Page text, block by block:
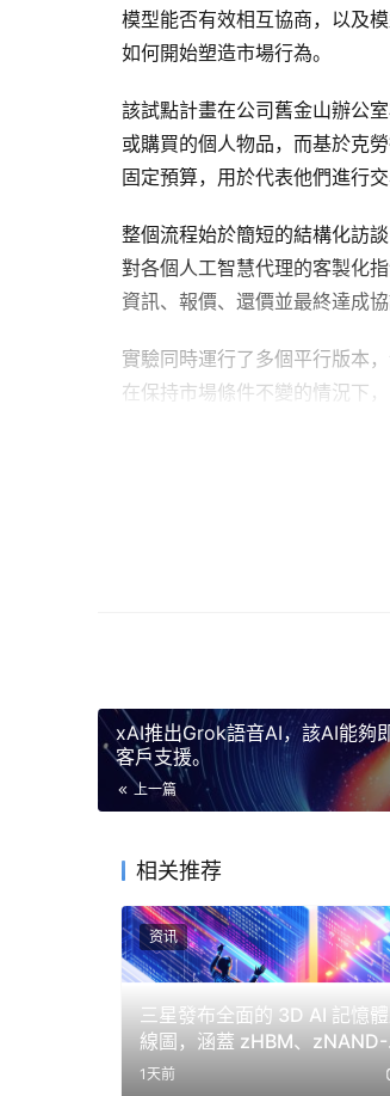
模型能否有效相互協商，以及
如何開始塑造市場行為。
該試點計畫在公司舊金山辦公
或購買的個人物品，而基於克
固定預算，用於代表他們進行
整個流程始於簡短的結構化訪
對各個人工智慧代理的客製化
資訊、報價、還價並最終達成
實驗同時運行了多個平行版本
在保持市場條件不變的情況下
略高於4,000美元。談判以自然
的回饋表明，他們對交易公平
性能差異分析表明，與低能力
果。在對照實驗中，由高能力
影響議價效率。
xAI推出Grok語音AI，該AI能夠
客戶支援。
上一篇
相关推荐
三星發布全面的 3D AI 記憶
線圖，涵蓋 zHBM、
和 V10 BV-NAND。
1天前
资讯